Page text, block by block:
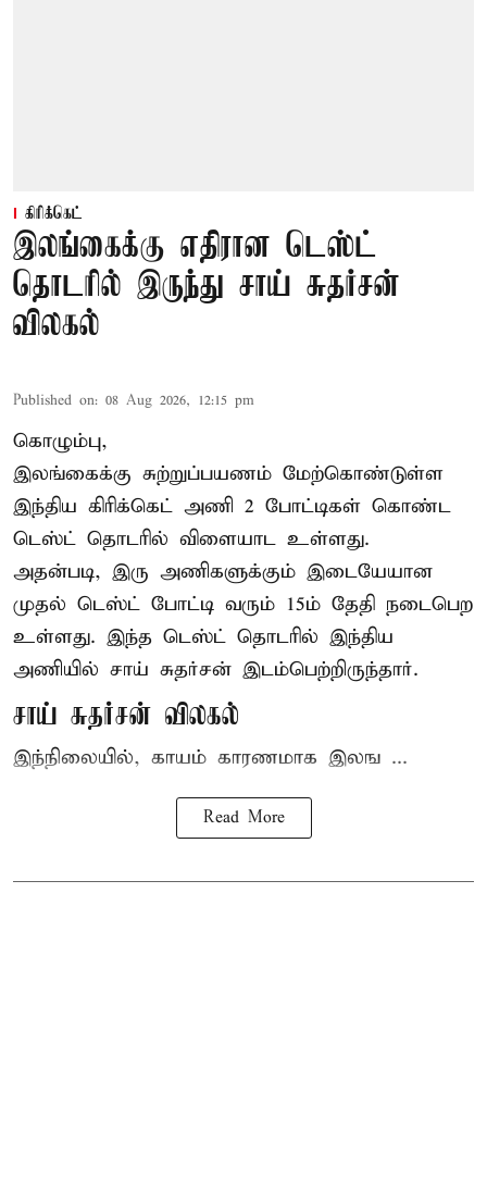
கிரிக்கெட்
இலங்கைக்கு எதிரான டெஸ்ட்
தொடரில் இருந்து சாய் சுதர்சன்
விலகல்
Published on: 08 Aug 2026, 12:15 pm
கொழும்பு,
இலங்கைக்கு சுற்றுப்பயணம் மேற்கொண்டுள்ள
இந்திய கிரிக்கெட் அணி 2 போட்டிகள் கொண்ட
டெஸ்ட் தொடரில் விளையாட உள்ளது.
அதன்படி, இரு அணிகளுக்கும் இடையேயான
முதல் டெஸ்ட் போட்டி வரும் 15ம் தேதி நடைபெற
உள்ளது. இந்த டெஸ்ட் தொடரில் இந்திய
அணியில் சாய் சுதர்சன் இடம்பெற்றிருந்தார்.
சாய் சுதர்சன் விலகல்
இந்நிலையில், காயம் காரணமாக இலங ...
Read More